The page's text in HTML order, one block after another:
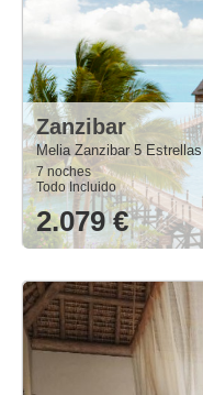
Zanzibar
Melia Zanzibar 5 Estrellas
7 noches
Todo Incluido
2.079 €